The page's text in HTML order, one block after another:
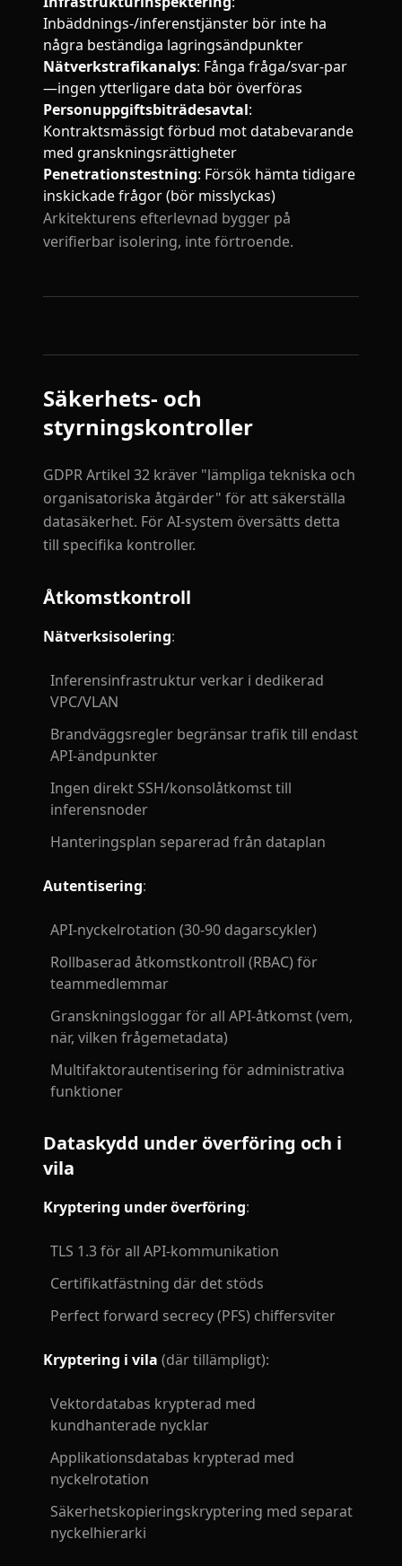
Inbäddnings-/inferenstjänster bör inte ha
några beständiga lagringsändpunkter
Nätverkstrafikanalys: Fånga fråga/svar-par
—ingen ytterligare data bör överföras
Personuppgiftsbiträdesavtal:
Kontraktsmässigt förbud mot databevarande
med granskningsrättigheter
Penetrationstestning: Försök hämta tidigare
inskickade frågor (bör misslyckas)
Arkitekturens efterlevnad bygger på
verifierbar isolering, inte förtroende.
Säkerhets- och
styrningskontroller
GDPR Artikel 32 kräver "lämpliga tekniska och
organisatoriska åtgärder" för att säkerställa
datasäkerhet. För AI-system översätts detta
till specifika kontroller.
Åtkomstkontroll
Nätverksisolering:
Inferensinfrastruktur verkar i dedikerad
VPC/VLAN
Brandväggsregler begränsar trafik till endast
API-ändpunkter
Ingen direkt SSH/konsolåtkomst till
inferensnoder
Hanteringsplan separerad från dataplan
Autentisering:
API-nyckelrotation (30-90 dagarscykler)
Rollbaserad åtkomstkontroll (RBAC) för
teammedlemmar
Granskningsloggar för all API-åtkomst (vem,
när, vilken frågemetadata)
Multifaktorautentisering för administrativa
funktioner
Dataskydd under överföring och i
vila
Kryptering under överföring:
TLS 1.3 för all API-kommunikation
Certifikatfästning där det stöds
Perfect forward secrecy (PFS) chiffersviter
Kryptering i vila (där tillämpligt):
Vektordatabas krypterad med
kundhanterade nycklar
Applikationsdatabas krypterad med
nyckelrotation
Säkerhetskopieringskryptering med separat
nyckelhierarki